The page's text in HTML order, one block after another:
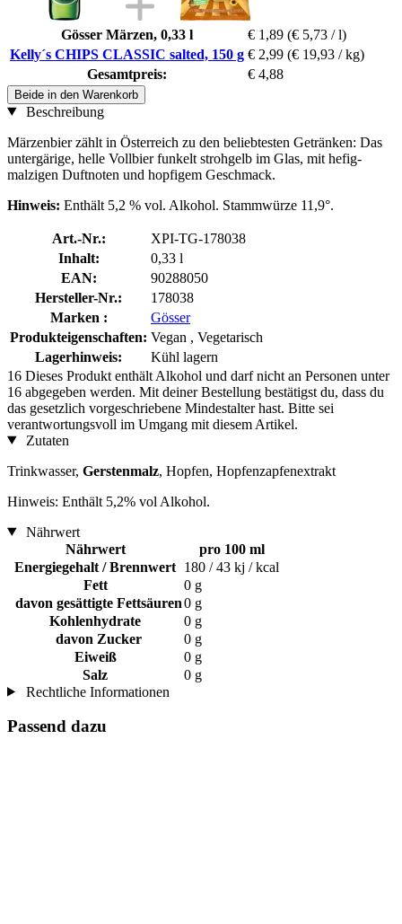
Gösser Märzen, 0,33 l € 1,89 (€ 5,73 / l)
Kelly´s CHIPS CLASSIC salted, 150 g € 2,99 (€ 19,93 / kg)
Gesamtpreis:
€ 4,88
Beide in den Warenkorb
Beschreibung
Märzenbier zählt in Österreich zu den beliebtesten Getränken: Das
untergärige, helle Vollbier funkelt strohgelb im Glas, mit hefig-
malzigen Duftnoten und hopfigem Geschmack.
Hinweis: Enthält 5,2 % vol. Alkohol. Stammwürze 11,9°.
Art.-Nr.:
XPI-TG-178038
Inhalt:
0,33 l
EAN:
90288050
Hersteller-Nr.:
178038
Marken :
Gösser
Produkteigenschaften: Vegan , Vegetarisch
Lagerhinweis:
Kühl lagern
16 Dieses Produkt enthält Alkohol und darf nicht an Personen unter
16 abgegeben werden. Mit deiner Bestellung bestätigst du, dass du
das gesetzlich vorgeschriebene Mindestalter hast. Bitte sei
verantwortungsvoll im Umgang mit diesem Artikel.
Zutaten
Trinkwasser, Gerstenmalz, Hopfen, Hopfenzapfenextrakt
Hinweis: Enthält 5,2% vol Alkohol.
Nährwert
Nährwert
pro 100 ml
Energiegehalt / Brennwert 180 / 43 kj / kcal
Fett
0 g
davon gesättigte Fettsäuren0 g
Kohlenhydrate
0 g
davon Zucker
0 g
Eiweiß
0 g
Salz
0 g
Rechtliche Informationen
Passend dazu